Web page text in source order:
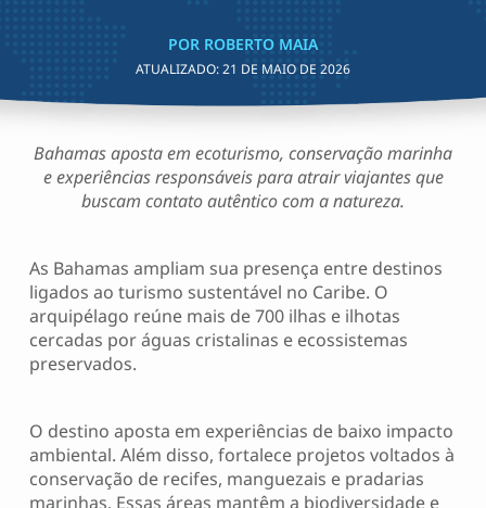
POR ROBERTO MAIA
ATUALIZADO:21 DE MAIO DE 2026
Bahamas aposta em ecoturismo, conservação marinha
e experiências responsáveis para atrair viajantes que
buscam contato autêntico com a natureza.
As Bahamas ampliam sua presença entre destinos
ligados ao turismo sustentável no Caribe. O
arquipélago reúne mais de 700 ilhas e ilhotas
cercadas por águas cristalinas e ecossistemas
preservados.
O destino aposta em experiências de baixo impacto
ambiental. Além disso, fortalece projetos voltados à
conservação de recifes, manguezais e pradarias
marinhas. Essas áreas mantêm a biodiversidade e